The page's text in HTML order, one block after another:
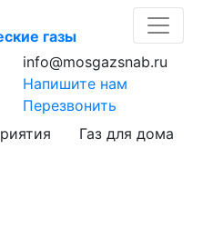
газы
info@mosgazsnab.ru
Напишите нам
Перезвонить
Газ для дома